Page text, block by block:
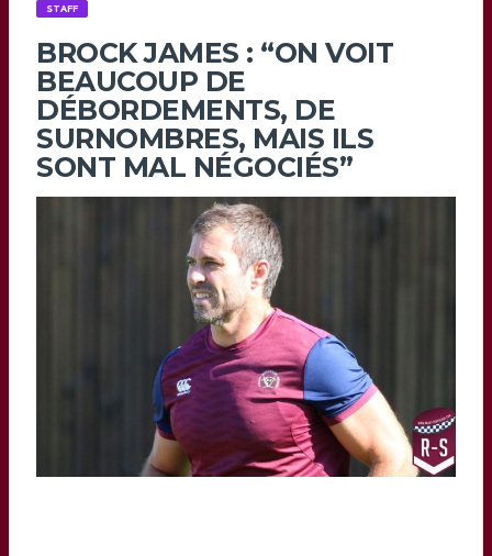
STAFF
BROCK JAMES : “ON VOIT
BEAUCOUP DE
DÉBORDEMENTS, DE
SURNOMBRES, MAIS ILS
SONT MAL NÉGOCIÉS”